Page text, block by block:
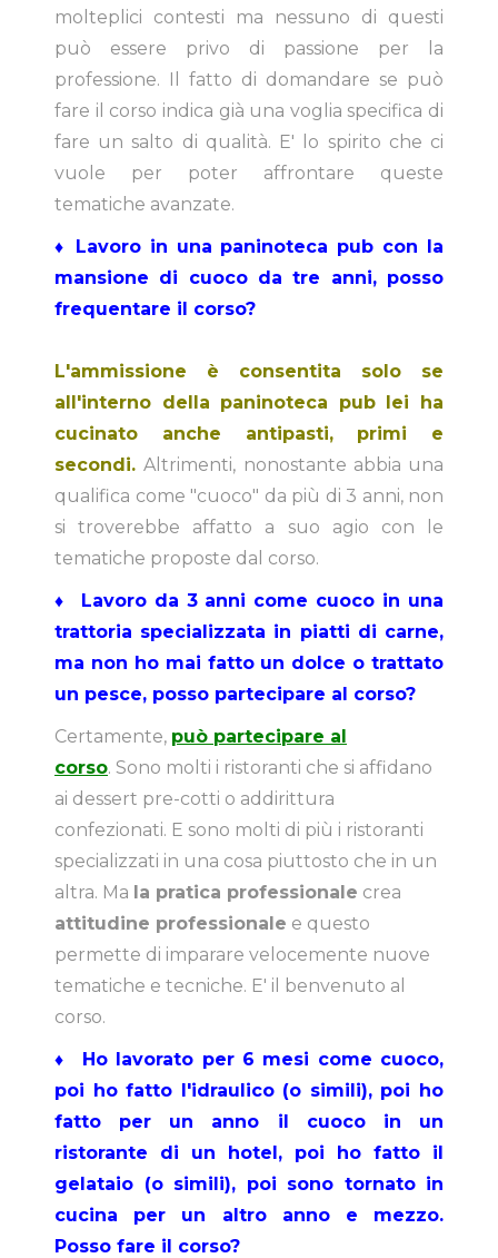
molteplici contesti ma nessuno di questi
può essere privo di passione per la
professione. Il fatto di domandare se può
fare il corso indica già una voglia specifica di
fare un salto di qualità. E' lo spirito che ci
vuole per poter affrontare queste
tematiche avanzate.
♦ Lavoro in una paninoteca pub con la
mansione di cuoco da tre anni, posso
frequentare il corso?
L'ammissione è consentita solo se
all'interno della paninoteca pub lei ha
cucinato anche antipasti, primi e
secondi. Altrimenti, nonostante abbia una
qualifica come "cuoco" da più di 3 anni, non
si troverebbe affatto a suo agio con le
tematiche proposte dal corso.
♦ Lavoro da 3 anni come cuoco in una
trattoria specializzata in piatti di carne,
ma non ho mai fatto un dolce o trattato
un pesce, posso partecipare al corso?
Certamente, può partecipare al
corso. Sono molti i ristoranti che si affidano
ai dessert pre-cotti o addirittura
confezionati. E sono molti di più i ristoranti
specializzati in una cosa piuttosto che in un
altra. Ma la pratica professionale crea
attitudine professionale e questo
permette di imparare velocemente nuove
tematiche e tecniche. E' il benvenuto al
corso.
♦ Ho lavorato per 6 mesi come cuoco,
poi ho fatto l'idraulico (o simili), poi ho
fatto per un anno il cuoco in un
ristorante di un hotel, poi ho fatto il
gelataio (o simili), poi sono tornato in
cucina per un altro anno e mezzo.
Posso fare il corso?